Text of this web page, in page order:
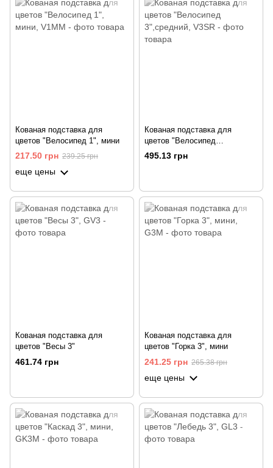
Кованая подставка для
цветов "Велосипед 1", мини
217.50 грн 239.25 грн
еще цены
Кованая подставка для
цветов "Велосипед
3",средний
495.13 грн
Кованая подставка для
цветов "Весы 3"
461.74 грн
Кованая подставка для
цветов "Горка 3", мини
241.25 грн 265.38 грн
еще цены